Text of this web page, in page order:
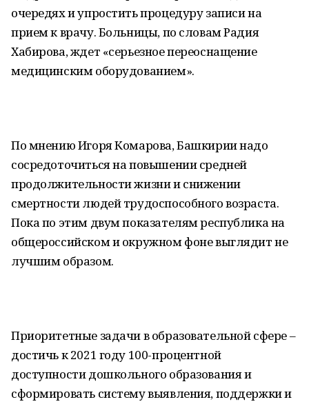
очередях и упростить процедуру записи на
прием к врачу. Больницы, по словам Радия
Хабирова, ждет «серьезное переоснащение
медицинским оборудованием».
По мнению Игоря Комарова, Башкирии надо
сосредоточиться на повышении средней
продолжительности жизни и снижении
смертности людей трудоспособного возраста.
Пока по этим двум показателям республика на
общероссийском и окружном фоне выглядит не
лучшим образом.
Приоритетные задачи в образовательной сфере –
достичь к 2021 году 100-процентной
доступности дошкольного образования и
сформировать систему выявления, поддержки и